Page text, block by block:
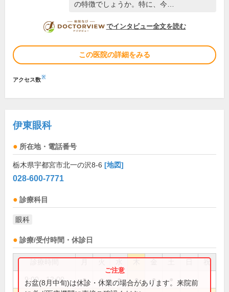
の特徴でしょうか。特に、今…
DOCTORVIEW
でインタビュー全文を読む
この医院の詳細をみる
アクセス数※
伊東眼科
所在地・電話番号
栃木県宇都宮市北一の沢8-6 [地図]
028-600-7771
診療科目
眼科
診療/受付時間・休診日
祝
9:00～12:00 ● ● ● ● ●
お盆(8月中旬)は休診・休業の場合があります。来院前